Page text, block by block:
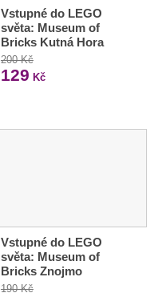
Vstupné do LEGO
světa: Museum of
Bricks Kutná Hora
200 Kč
129 Kč
Vstupné do LEGO
světa: Museum of
Bricks Znojmo
190 Kč